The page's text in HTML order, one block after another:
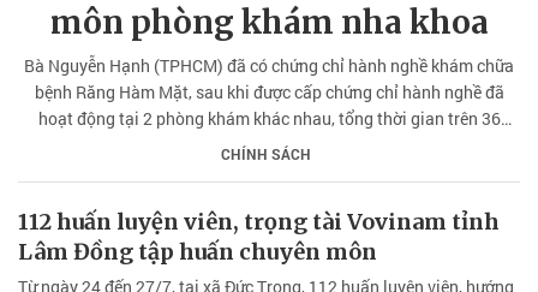
môn phòng khám nha khoa
Bà Nguyễn Hạnh (TPHCM) đã có chứng chỉ hành nghề khám chữa
bệnh Răng Hàm Mặt, sau khi được cấp chứng chỉ hành nghề đã
hoạt động tại 2 phòng khám khác nhau, tổng thời gian trên 36
tháng (thời gian nghỉ giữa 2 lần hoạt động là 5 tháng).
CHÍNH SÁCH
112 huấn luyện viên, trọng tài Vovinam tỉnh
Lâm Đồng tập huấn chuyên môn
Từ ngày 24 đến 27/7, tại xã Đức Trọng, 112 huấn luyện viên, hướng